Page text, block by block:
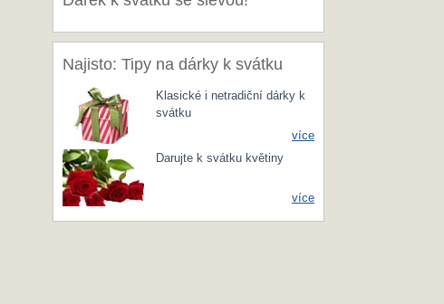
Najisto: Tipy na dárky k svátku
Klasické i netradiční dárky k
svátku
více
Darujte k svátku květiny
více